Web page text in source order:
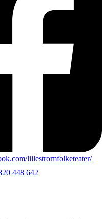
lillestromfolketeater/
448 642